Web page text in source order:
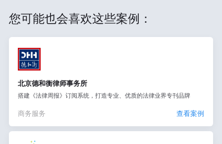
您可能也会喜欢这些案例：
北京德和衡律师事务所
搭建《法律周报》订阅系统，打造专业、优质的法律业界专刊品牌
商务服务 查看案例